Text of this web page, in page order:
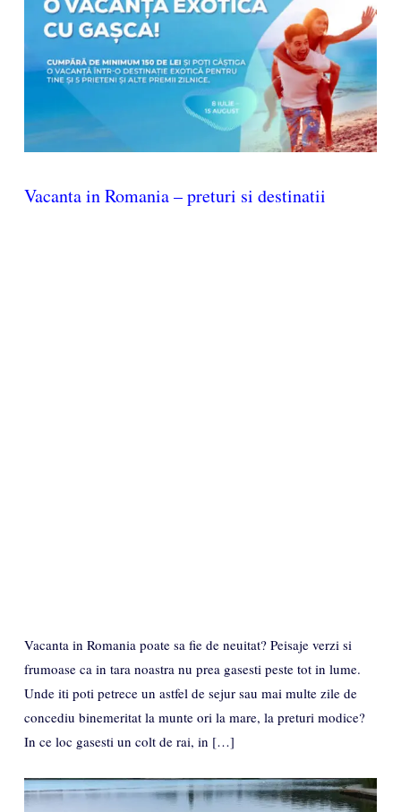
Vacanta in Romania – preturi si destinatii
Vacanta in Romania poate sa fie de neuitat? Peisaje verzi si
frumoase ca in tara noastra nu prea gasesti peste tot in lume.
Unde iti poti petrece un astfel de sejur sau mai multe zile de
concediu binemeritat la munte ori la mare, la preturi modice?
In ce loc gasesti un colt de rai, in […]